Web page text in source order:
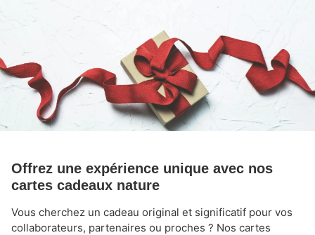
Offrez une expérience unique avec nos
cartes cadeaux nature
Vous cherchez un cadeau original et significatif pour vos
collaborateurs, partenaires ou proches ? Nos cartes